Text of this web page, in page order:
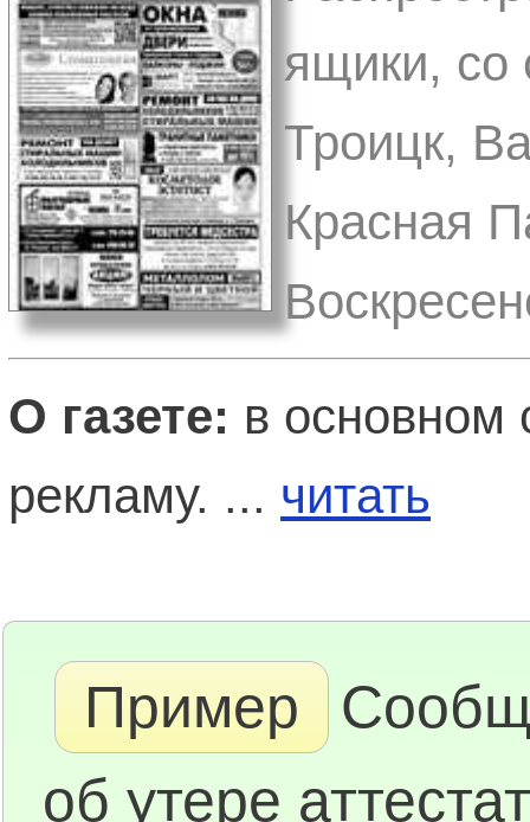
ящики, со
Троицк,
Красная
О газете: в основном
рекламу. ... читать
Пример
об утере